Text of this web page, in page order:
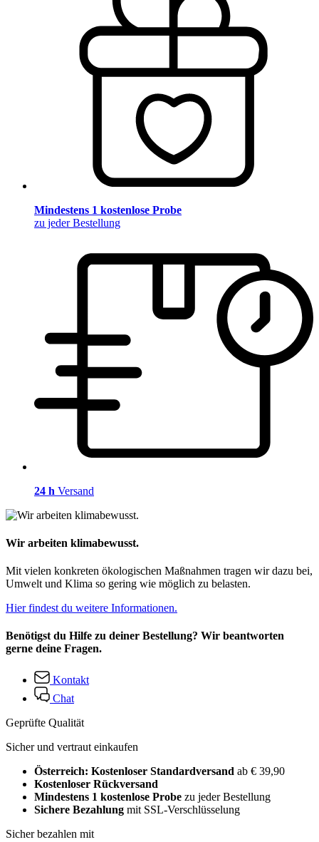
Mindestens 1 kostenlose Probe
zu jeder Bestellung
24 h Versand
Wir arbeiten klimabewusst.
Mit vielen konkreten ökologischen Maßnahmen tragen wir dazu bei,
Umwelt und Klima so gering wie möglich zu belasten.
Hier findest du weitere Informationen.
Benötigst du Hilfe zu deiner Bestellung? Wir beantworten
gerne deine Fragen.
Kontakt
Chat
Geprüfte Qualität
Sicher und vertraut einkaufen
Österreich: Kostenloser Standardversand ab € 39,90
Kostenloser Rückversand
Mindestens 1 kostenlose Probe zu jeder Bestellung
Sichere Bezahlung mit SSL-Verschlüsselung
Sicher bezahlen mit